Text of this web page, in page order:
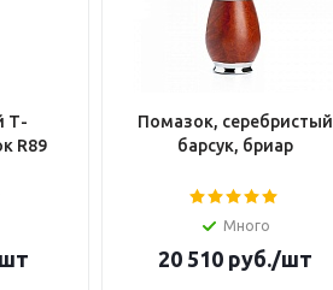
Т-
R89
Помазок, серебристый
барсук, бриар
Много
20 510руб./шт